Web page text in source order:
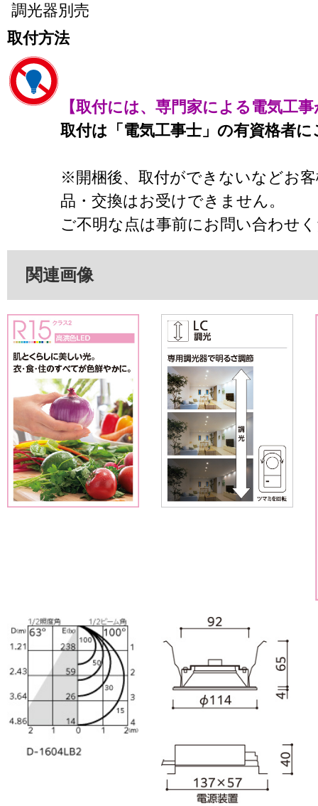
調光器別売
取付方法
【取付には、専門家による電気工
取付は「電気工事士」の有資格者
※開梱後、取付ができないなどお
品・交換はお受けできません。
ご不明な点は事前にお問い合わせ
関連画像